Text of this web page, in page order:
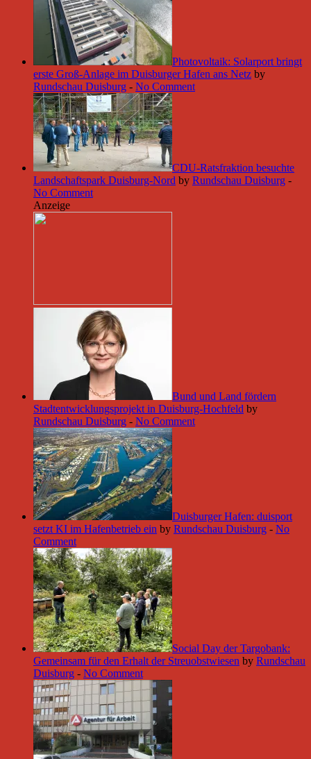
Photovoltaik: Solarport bringt
erste Groß-Anlage im Duisburger Hafen ans Netz by
Rundschau Duisburg - No Comment
CDU-Ratsfraktion besuchte
Landschaftspark Duisburg-Nord by Rundschau Duisburg -
No Comment
Anzeige
Bund und Land fördern
Stadtentwicklungsprojekt in Duisburg-Hochfeld by
Rundschau Duisburg - No Comment
Duisburger Hafen: duisport
setzt KI im Hafenbetrieb ein by Rundschau Duisburg - No
Comment
Social Day der Targobank:
Gemeinsam für den Erhalt der Streuobstwiesen by Rundschau
Duisburg - No Comment